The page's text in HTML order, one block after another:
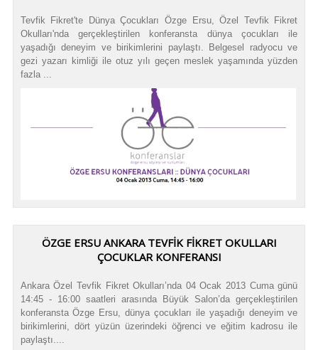
Tevfik Fikret'te Dünya Çocukları Özge Ersu, Özel Tevfik Fikret
Okulları'nda gerçekleştirilen konferansta dünya çocukları ile
yaşadığı deneyim ve birikimlerini paylaştı. Belgesel radyocu ve
gezi yazarı kimliği ile otuz yılı geçen meslek yaşamında yüzden
fazla ...
ÖZGE ERSU ANKARA TEVFİK FİKRET OKULLARI
ÇOCUKLAR KONFERANSI
Ankara Özel Tevfik Fikret Okulları’nda 04 Ocak 2013 Cuma günü
14:45 - 16:00 saatleri arasında Büyük Salon’da gerçekleştirilen
konferansta Özge Ersu, dünya çocukları ile yaşadığı deneyim ve
birikimlerini, dört yüzün üzerindeki öğrenci ve eğitim kadrosu ile
paylaştı....